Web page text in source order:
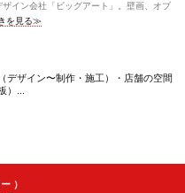
イン会社「ビッグアート」。壁画、オブ
を見る≫
デザイン〜制作・施工）・店舗の空間
）...
）